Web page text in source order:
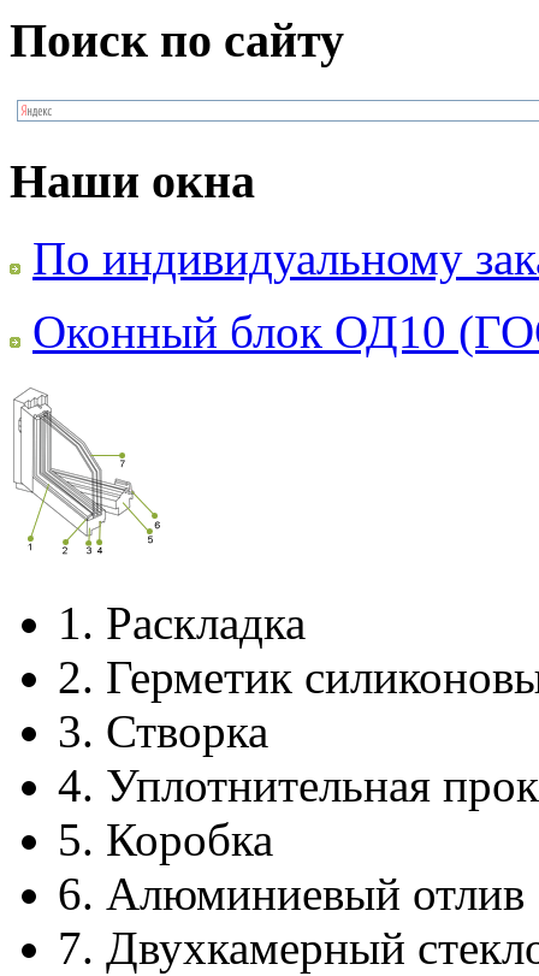
Поиск по сайту
Наши окна
По индивидуальному
Оконный блок ОД10
1. Раскладка
2. Герметик
3. Створка
4. Уплотнительная
5. Коробка
6. Алюминиевый отлив
7. Двухкамерный